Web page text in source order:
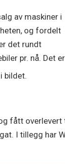
av maskiner i
og fordelt
det rundt
pr. nå. Det er
bildet.
fått
I tillegg har